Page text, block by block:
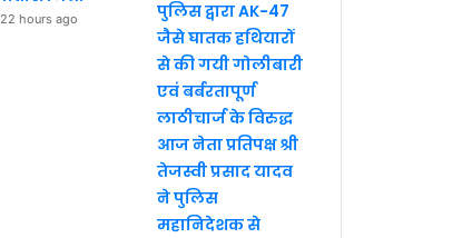
22 hours ago
पुलिस द्वारा AK-47
जैसे घातक हथियारों
से की गयी गोलीबारी
एवं बर्बरतापूर्ण
लाठीचार्ज के विरुद्ध
आज नेता प्रतिपक्ष श्री
तेजस्वी प्रसाद यादव
ने पुलिस
महानिदेशक से